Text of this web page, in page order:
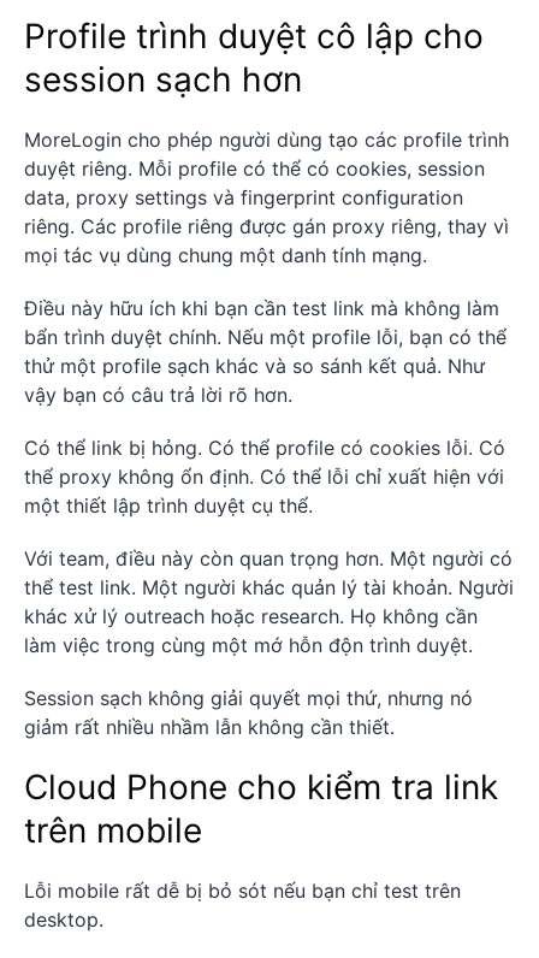
Profile trình duyệt cô lập cho
session sạch hơn
MoreLogin cho phép người dùng tạo các profile trình
duyệt riêng. Mỗi profile có thể có cookies, session
data, proxy settings và fingerprint configuration
riêng. Các profile riêng được gán proxy riêng, thay vì
mọi tác vụ dùng chung một danh tính mạng.
Điều này hữu ích khi bạn cần test link mà không làm
bẩn trình duyệt chính. Nếu một profile lỗi, bạn có thể
thử một profile sạch khác và so sánh kết quả. Như
vậy bạn có câu trả lời rõ hơn.
Có thể link bị hỏng. Có thể profile có cookies lỗi. Có
thể proxy không ổn định. Có thể lỗi chỉ xuất hiện với
một thiết lập trình duyệt cụ thể.
Với team, điều này còn quan trọng hơn. Một người có
thể test link. Một người khác quản lý tài khoản. Người
khác xử lý outreach hoặc research. Họ không cần
làm việc trong cùng một mớ hỗn độn trình duyệt.
Session sạch không giải quyết mọi thứ, nhưng nó
giảm rất nhiều nhầm lẫn không cần thiết.
Cloud Phone cho kiểm tra link
trên mobile
Lỗi mobile rất dễ bị bỏ sót nếu bạn chỉ test trên
desktop.